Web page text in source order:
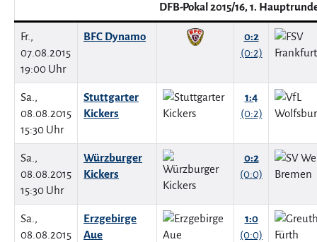
DFB-Pokal 2015/16, 1.
Fr.,
07.08.2015
19:00 Uhr
BFC Dynamo
0:2
(0:2)
Sa.,
08.08.2015
15:30 Uhr
Stuttgarter
Kickers
1:4
(0:2)
Sa.,
08.08.2015
15:30 Uhr
Würzburger
Kickers
0:2
(0:0)
Sa.,
08.08.2015
Erzgebirge
Aue
1:0
(0:0)